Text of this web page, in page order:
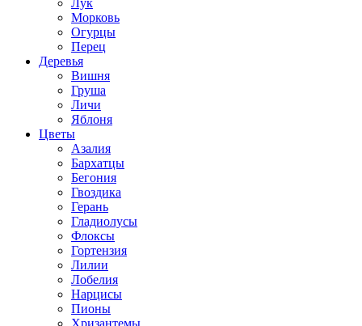
Лук
Морковь
Огурцы
Перец
Деревья
Вишня
Груша
Личи
Яблоня
Цветы
Азалия
Бархатцы
Бегония
Гвоздика
Герань
Гладиолусы
Флоксы
Гортензия
Лилии
Лобелия
Нарцисы
Пионы
Хризантемы